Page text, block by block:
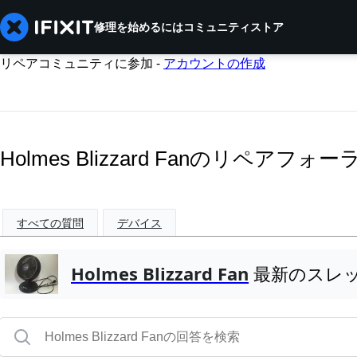
修理を始めるにはコミュニティストア
リペアコミュニティに参加 - アカウントの作成
Holmes Blizzard Fanのリペアフォー
すべての質問 デバイス
Holmes Blizzard Fan 最新のスレ